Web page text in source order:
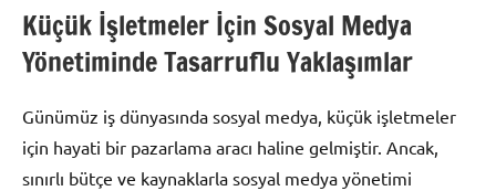
Küçük İşletmeler İçin Sosyal Medya
Yönetiminde Tasarruflu Yaklaşımlar
Günümüz iş dünyasında sosyal medya, küçük işletmeler
için hayati bir pazarlama aracı haline gelmiştir. Ancak,
sınırlı bütçe ve kaynaklarla sosyal medya yönetimi